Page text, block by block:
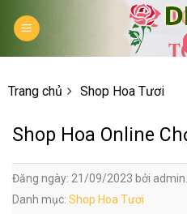
Trang chủ Shop Hoa Tươi
Shop Hoa Online
Đăng ngày: 21/09/2023 bởi
Danh mục: Shop Hoa Tươi